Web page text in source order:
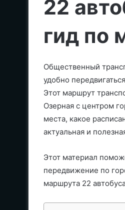
22
гид по
Общественный
удобно
Этот маршрут
Озерная с центром
места, какое
актуальная и
Этот материал
передвижение по
маршрута 22